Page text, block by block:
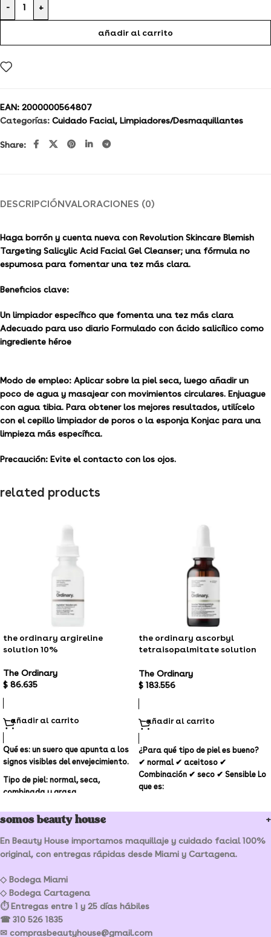
- +
añadir al carrito
EAN: 2000000564807
Categorías: Cuidado Facial, Limpiadores/Desmaquillantes
Share:
DESCRIPCIÓNVALORACIONES (0)
Haga borrón y cuenta nueva con Revolution Skincare Blemish
Targeting Salicylic Acid Facial Gel Cleanser; una fórmula no
espumosa para fomentar una tez más clara.
Beneficios clave:
Un limpiador específico que fomenta una tez más clara
Adecuado para uso diario Formulado con ácido salicílico como
ingrediente héroe
Modo de empleo: Aplicar sobre la piel seca, luego añadir un
poco de agua y masajear con movimientos circulares. Enjuague
con agua tibia. Para obtener los mejores resultados, utilícelo
con el cepillo limpiador de poros o la esponja Konjac para una
limpieza más específica.
Precaución: Evite el contacto con los ojos.
related products
the ordinary argireline
solution 10%
The Ordinary
$ 86.635
añadir al carrito
Qué es: un suero que apunta a los
signos visibles del envejecimiento.
Tipo de piel: normal, seca,
combinada y grasa
Ideal Para tratar: líneas finas y
arrugas
the ordinary ascorbyl
tetraisopalmitate solution
The Ordinary
$ 183.556
añadir al carrito
¿Para qué tipo de piel es bueno?
✔ normal ✔ aceitoso ✔
Combinación ✔ seco ✔ Sensible Lo
que es:
somos beauty house
En Beauty House importamos maquillaje y cuidado facial 100%
original, con entregas rápidas desde Miami y Cartagena.
◇ Bodega Miami
◇ Bodega Cartagena
⏱ Entregas entre 1 y 25 días hábiles
☎ 310 526 1835
✉ comprasbeautyhouse@gmail.com